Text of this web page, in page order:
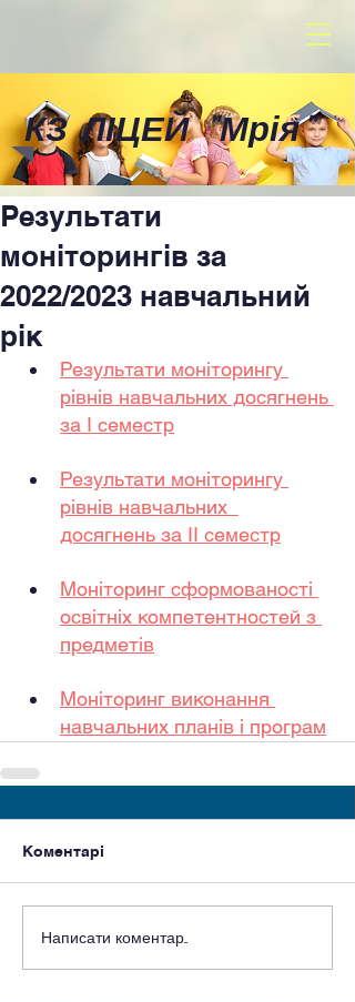
КЗ ЛІЦЕЙ"Мрія"
Результати
моніторингів за
2022/2023 навчальний
рік
Результати моніторингу
рівнів навчальних досягнень
за І семестр
Результати моніторингу
рівнів навчальних
досягнень за ІІ семестр
Моніторинг сформованості
освітніх компетентностей з
предметів
Моніторинг виконання
навчальних планів і програм
Коментарі
Написати коментар...